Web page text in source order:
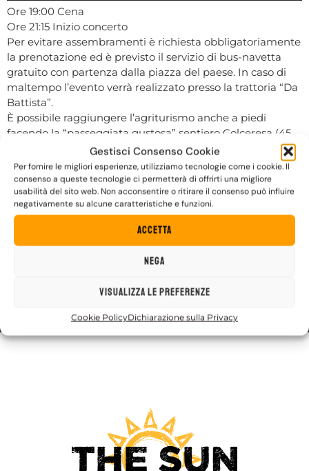
Gestisci Consenso Cookie
Per fornire le migliori esperienze, utilizziamo tecnologie come i cookie. Il
consenso a queste tecnologie ci permetterà di offrirti una migliore
usabilità del sito web. Non acconsentire o ritirare il consenso può influire
negativamente su alcune caratteristiche e funzioni.
Accetta
Nega
Visualizza le preferenze
Cookie PolicyDichiarazione sulla Privacy
Ore 19:00 Cena
Ore 21:15 Inizio concerto
Per evitare assembramenti è richiesta obbligatoriamente
la prenotazione ed è previsto il servizio di bus-navetta
gratuito con partenza dalla piazza del paese. In caso di
maltempo l’evento verrà realizzato presso la trattoria “Da
Battista”.
È possibile raggiungere l’agriturismo anche a piedi
facendo la “passeggiata gustosa” sentiero Colceresa (45
min), partendo dalla piazza del paese.
Per i gruppi famiglie è previsto un prezzo scontato
(contattare direttamente l’organizzatore).
Contatti